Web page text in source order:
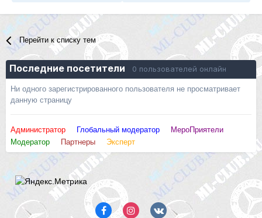
Перейти к списку тем
Последние посетители 0 пользователей онлайн
Ни одного зарегистрированного пользователя не просматривает
данную страницу
Администратор Глобальный модератор
МероПриятели
Модератор
Партнеры Эксперт